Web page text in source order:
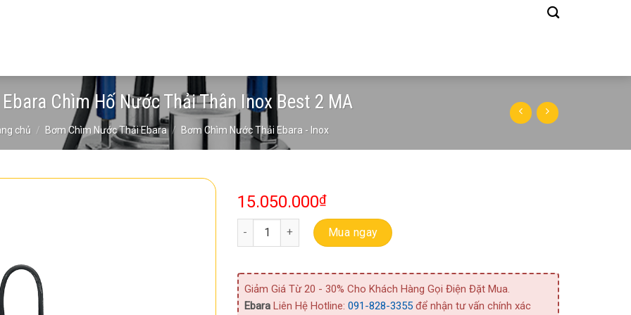
Chìm Hố Nước Thải Thân Inox Best 2 MA
chủ / Bơm Chìm Nước Thải Ebara / Bơm Chìm Nước Thải Ebara - Inox
15.050.000₫
Bơm Ebara Chìm Hố Nước Thải Thân Inox Best 2 MA số lượng
Mua ngay
Giảm Giá Từ 20 - 30% Cho Khách Hàng Gọi Điện Đặt Mua.
EbaraLiên Hệ Hotline: 091-828-3355để nhận tư vấn chính xác